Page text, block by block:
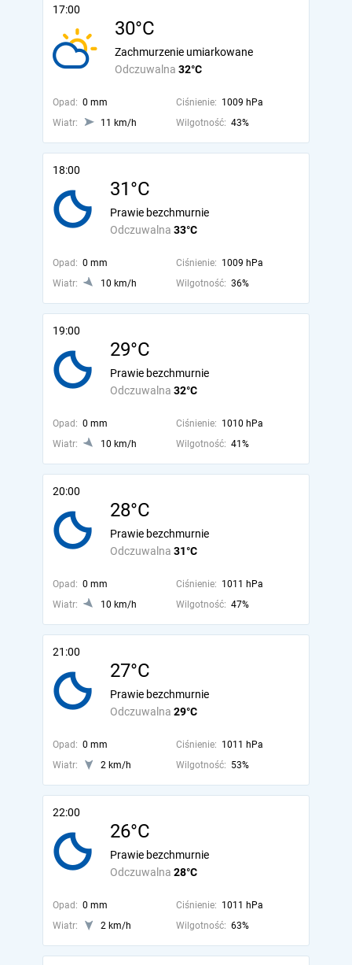
17:00
30°C
Odczuwalna 32°C
Zachmurzenie umiarkowane
Opad: 0 mm Ciśnienie: 1009 hPa
Wiatr:
11 km/h Wilgotność: 43%
18:00
31°C
Odczuwalna 33°C
Prawie bezchmurnie
Opad: 0 mm Ciśnienie: 1009 hPa
Wiatr:
10 km/h Wilgotność: 36%
19:00
29°C
Odczuwalna 32°C
Prawie bezchmurnie
Opad: 0 mm Ciśnienie: 1010 hPa
Wiatr:
10 km/h Wilgotność: 41%
20:00
28°C
Odczuwalna 31°C
Prawie bezchmurnie
Opad: 0 mm Ciśnienie: 1011 hPa
Wiatr:
10 km/h Wilgotność: 47%
21:00
27°C
Odczuwalna 29°C
Prawie bezchmurnie
Opad: 0 mm Ciśnienie: 1011 hPa
Wiatr:
2 km/h Wilgotność: 53%
22:00
26°C
Odczuwalna 28°C
Prawie bezchmurnie
Opad: 0 mm Ciśnienie: 1011 hPa
Wiatr:
2 km/h Wilgotność: 63%